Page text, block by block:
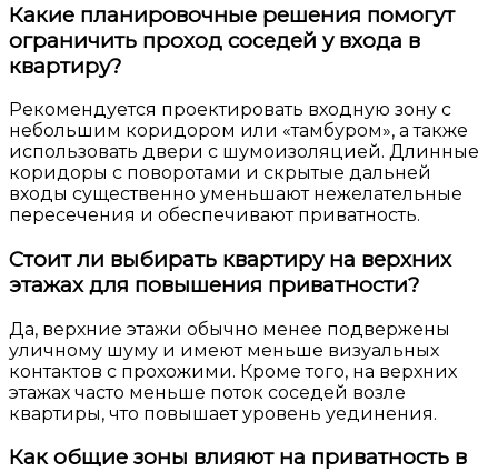
Какие планировочные решения помогут
ограничить проход соседей у входа в
квартиру?
Рекомендуется проектировать входную зону с
небольшим коридором или «тамбуром», а также
использовать двери с шумоизоляцией. Длинные
коридоры с поворотами и скрытые дальней
входы существенно уменьшают нежелательные
пересечения и обеспечивают приватность.
Стоит ли выбирать квартиру на верхних
этажах для повышения приватности?
Да, верхние этажи обычно менее подвержены
уличному шуму и имеют меньше визуальных
контактов с прохожими. Кроме того, на верхних
этажах часто меньше поток соседей возле
квартиры, что повышает уровень уединения.
Как общие зоны влияют на приватность в